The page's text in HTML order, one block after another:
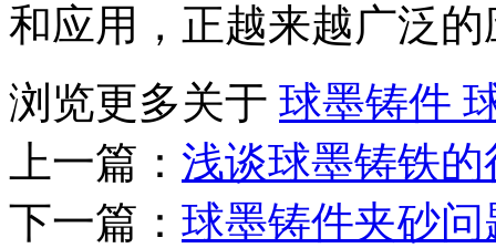
和应用，正越来越广泛
浏览更多关于 球墨铸件
上一篇： 浅谈球墨铸铁
下一篇： 球墨铸件夹砂